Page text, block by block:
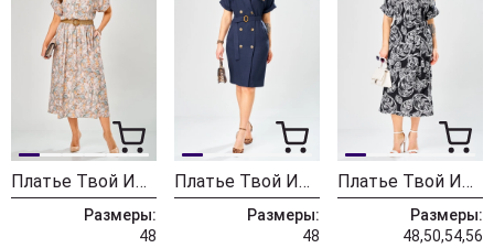
Платье Твой Имидж 2397 бирюзовый+принт
Размеры:
48
Платье Твой Имидж 2364 темно-синий
Размеры:
48
Платье Твой Имидж 2388 черный с принтом
Размеры:
48,50,54,56